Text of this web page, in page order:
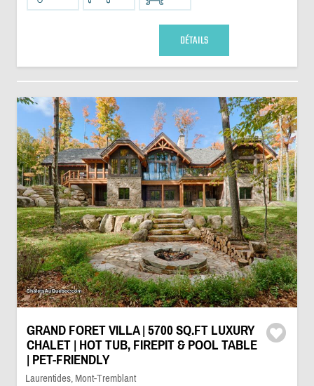
DÉTAILS
GRAND FORET VILLA | 5700 SQ.FT LUXURY
CHALET | HOT TUB, FIREPIT & POOL TABLE
| PET-FRIENDLY
Laurentides, Mont-Tremblant